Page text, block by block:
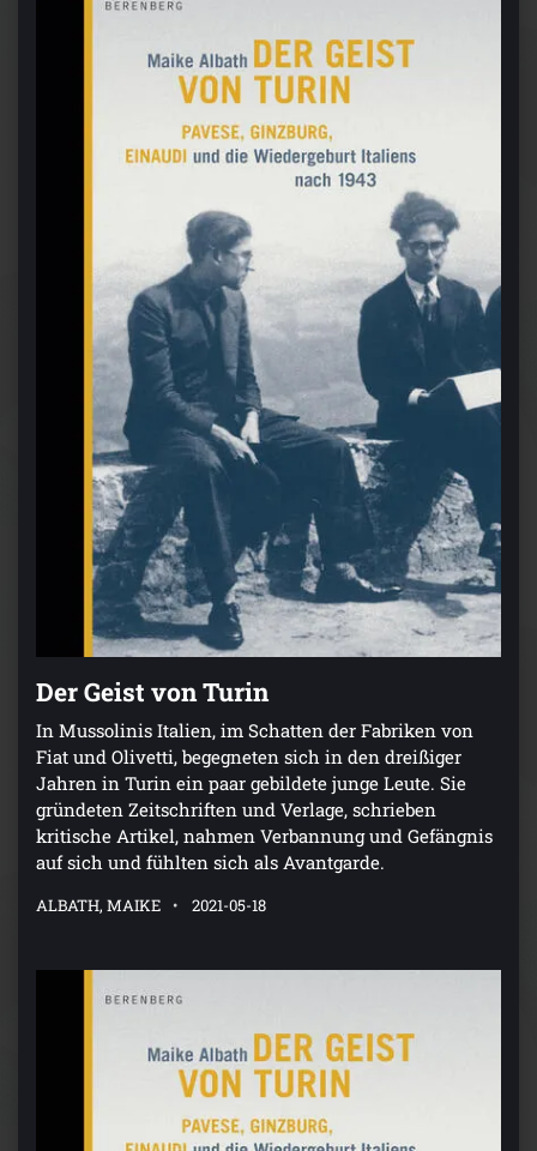
Der Geist von Turin
In Mussolinis Italien, im Schatten der Fabriken von
Fiat und Olivetti, begegneten sich in den dreißiger
Jahren in Turin ein paar gebildete junge Leute. Sie
gründeten Zeitschriften und Verlage, schrieben
kritische Artikel, nahmen Verbannung und Gefängnis
auf sich und fühlten sich als Avantgarde.
ALBATH, MAIKE 2021-05-18